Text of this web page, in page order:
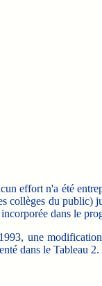
effort n'a été
collèges du public)
dans le
une
dans le Tableau 2.